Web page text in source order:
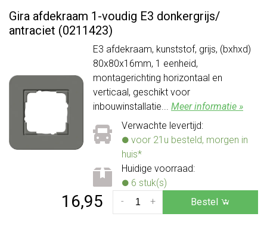
Gira afdekraam 1-voudig E3 donkergrijs/
antraciet (0211423)
E3 afdekraam, kunststof, grijs, (bxhxd)
80x80x16mm, 1 eenheid,
montagerichting horizontaal en
verticaal, geschikt voor
inbouwinstallatie... Meer informatie »
Verwachte levertijd:
voor 21u besteld, morgen in
huis*
Huidige voorraad:
6 stuk(s)
16,95 +
- Bestel